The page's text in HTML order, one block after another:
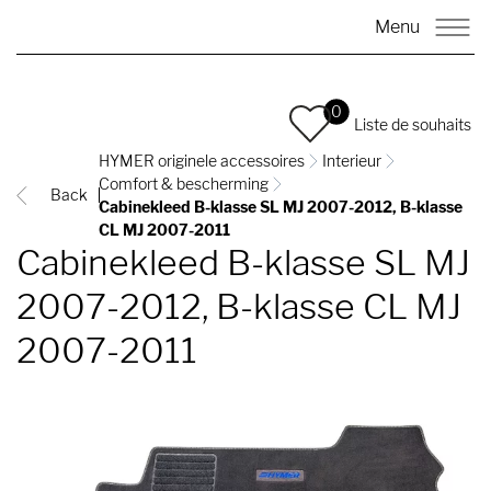
Menu
0
Liste de souhaits
Back
HYMER originele accessoires
Interieur
Comfort & bescherming
Cabinekleed B-klasse SL MJ 2007-2012, B-klasse
CL MJ 2007-2011
Cabinekleed B-klasse SL MJ
2007-2012, B-klasse CL MJ
2007-2011